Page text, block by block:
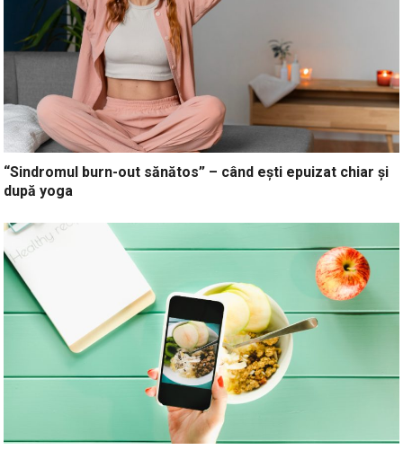
“Sindromul burn-out sănătos” – când ești epuizat chiar și
după yoga